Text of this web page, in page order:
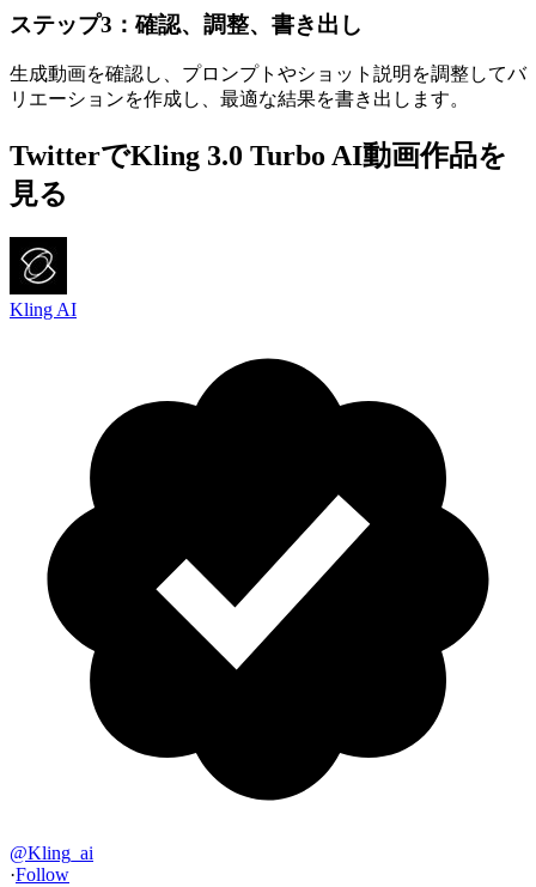
ステップ3：確認、調整、書き出し
生成動画を確認し、プロンプトやショット説明を調整してバ
リエーションを作成し、最適な結果を書き出します。
TwitterでKling 3.0 Turbo AI動画作品を
見る
Kling AI
@Kling_ai
·Follow